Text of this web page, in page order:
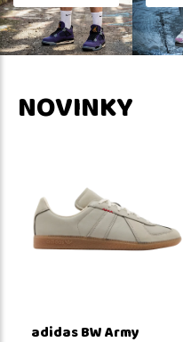
NOVINKY
adidas BW Army